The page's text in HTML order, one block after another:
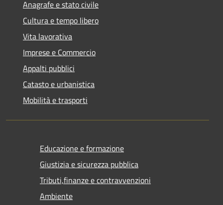
Anagrafe e stato civile
Cultura e tempo libero
Vita lavorativa
Imprese e Commercio
Appalti pubblici
Catasto e urbanistica
Mobilità e trasporti
Educazione e formazione
Giustizia e sicurezza pubblica
Tributi,finanze e contravvenzioni
Ambiente